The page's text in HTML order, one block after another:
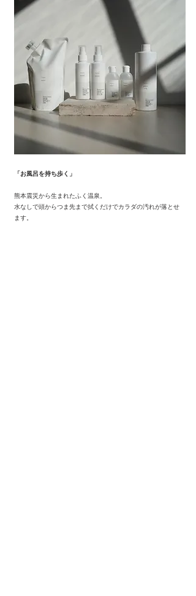
「お風呂を持ち歩く」
熊本震災から生まれたふく温泉。
水なしで頭からつま先まで拭くだけでカラダの汚れが落とせ
ます。